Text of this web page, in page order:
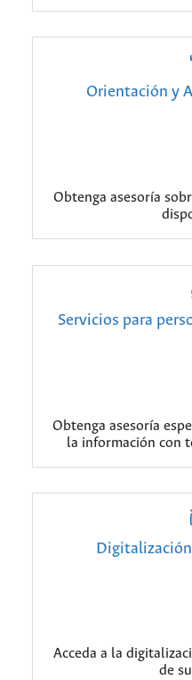
Orientación y
Obtenga asesoría
Servicios para
Obtenga asesoría
la información con
Acceda a la
de